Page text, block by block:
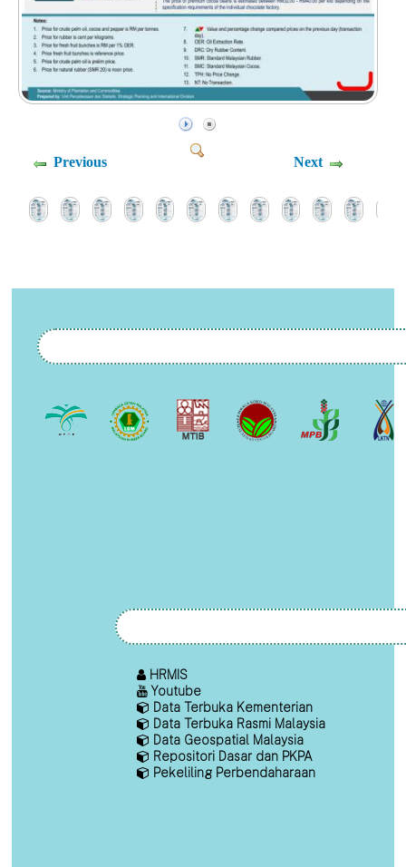
Previous Next
HRMIS
Youtube
Data Terbuka Kementerian
Data Terbuka Rasmi Malaysia
Data Geospatial Malaysia
Repositori Dasar dan PKPA
Pekeliling Perbendaharaan